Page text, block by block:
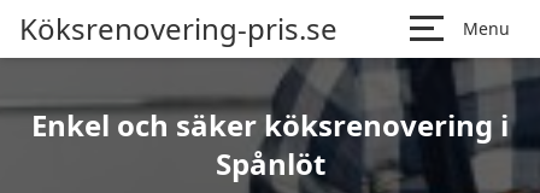
Köksrenovering-pris.se Menu
Enkel och säker köksrenovering i
Spånlöt